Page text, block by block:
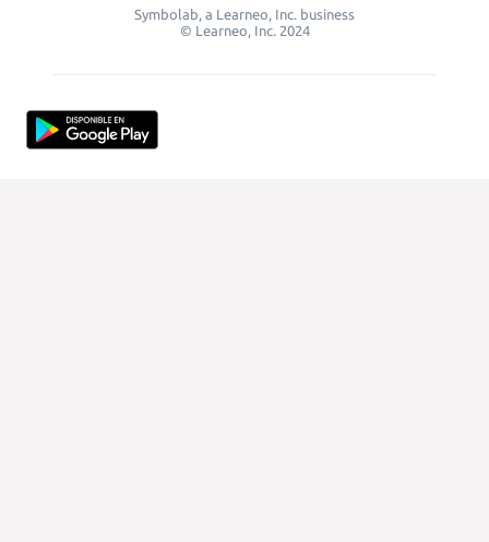
Symbolab, a Learneo, Inc. business
© Learneo, Inc. 2024